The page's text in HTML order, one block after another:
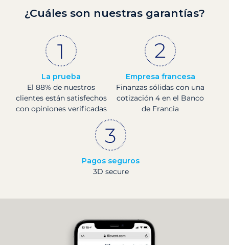
¿Cuáles son nuestras garantías?
La prueba
El 88% de nuestros
clientes están satisfechos
con opiniones verificadas
Empresa francesa
Finanzas sólidas con una
cotización 4 en el Banco
de Francia
Pagos seguros
3D secure